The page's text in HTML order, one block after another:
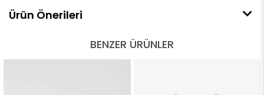
Ürün Önerileri
BENZER ÜRÜNLER